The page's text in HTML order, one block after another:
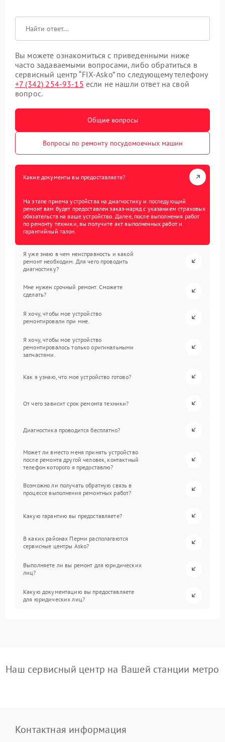
Вы можете ознакомиться с приведенными ниже
часто задаваемыми вопросами, либо обратиться в
сервисный центр “FIX-Asko” по следующему телефону
+7 (342) 254-93-15 если не нашли ответ на свой
вопрос.
Общие вопросы
Вопросы по ремонту посудомоечных машин
Какие документы вы предоставляете?
На этапе приема устройства на диагностику и последующий
ремонт вам будет предоставлен заказ-наряд с указанием страховых
обязательств на ваше устройство. Далее, после выполнения работ
по ремонту техники, вы получите акт выполненных работ и
гарантийный талон.
Я уже знаю в чем неисправность и какой
ремонт необходим. Для чего проводить
диагностику?
Мне нужен срочный ремонт. Сможете
сделать?
Я хочу, чтобы мое устройство
ремонтировали при мне.
Я хочу, чтобы мое устройство
ремонтировалось только оригинальными
запчастями.
Как я узнаю, что мое устройство готово?
От чего зависит срок ремонта техники?
Диагностика проводится бесплатно?
Может ли вместо меня принять устройство
после ремонта другой человек, контактный
телефон которого я предоставлю?
Возможно ли получать обратную связь в
процессе выполнения ремонтных работ?
Какую гарантию вы предоставляете?
В каких районах Перми располагаются
сервисные центры Asko?
Выполняете ли вы ремонт для юридических
лиц?
Какую документацию вы предоставляете
для юридических лиц?
Наш сервисный центр на Вашей станции метро
Контактная информация